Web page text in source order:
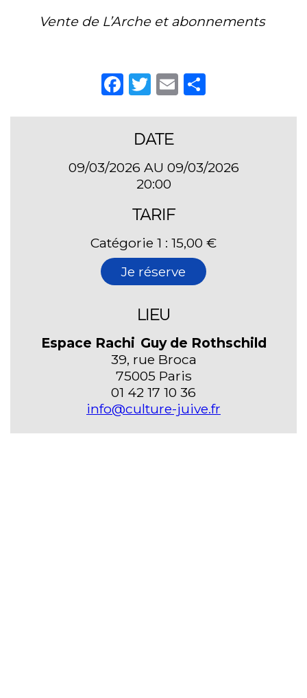
Vente de L’Arche et abonnements
Facebook
Twitter
Email
DATE
09/03/2026 AU 09/03/2026
20:00
TARIF
Catégorie 1 : 15,00 €
Je réserve
LIEU
Espace Rachi Guy de Rothschild
39, rue Broca
75005 Paris
01 42 17 10 36
info@culture-juive.fr